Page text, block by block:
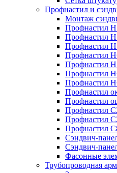
Профнастил и
Монтаж
Профнастил
Профнастил
Профнастил
Профнастил
Профнастил
Профнастил
Профнастил
Профнастил
Профнастил
Профнастил
Профнастил
Профнастил
Сэндвич-
Сэндвич-
Фасонные
Трубопроводная